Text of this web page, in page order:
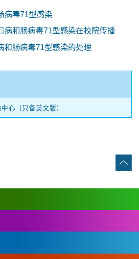
病毒71型感染
病和肠病毒71型感染在校院传播
和肠病毒71型感染的处理
心（只备英文版）